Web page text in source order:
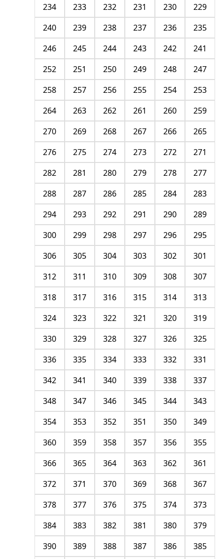
229
230
231
232
233
234
235
236
237
238
239
240
241
242
243
244
245
246
247
248
249
250
251
252
253
254
255
256
257
258
259
260
261
262
263
264
265
266
267
268
269
270
271
272
273
274
275
276
277
278
279
280
281
282
283
284
285
286
287
288
289
290
291
292
293
294
295
296
297
298
299
300
301
302
303
304
305
306
307
308
309
310
311
312
313
314
315
316
317
318
319
320
321
322
323
324
325
326
327
328
329
330
331
332
333
334
335
336
337
338
339
340
341
342
343
344
345
346
347
348
349
350
351
352
353
354
355
356
357
358
359
360
361
362
363
364
365
366
367
368
369
370
371
372
373
374
375
376
377
378
379
380
381
382
383
384
385
386
387
388
389
390